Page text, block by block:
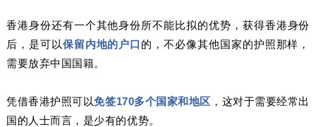
香港身份还有一个其他身份所不能比拟的优势，获得香港身份
后，是可以保留内地的户口 的，不必像其他国家的护照那样，
需要放弃中国国籍。
凭借香港护照可以免签170多个国家和地区 ，这对于需要经常出
国的人士而言，是少有的优势。